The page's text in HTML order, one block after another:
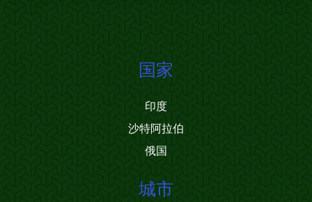
国家
印度
沙特阿拉伯
俄国
城市